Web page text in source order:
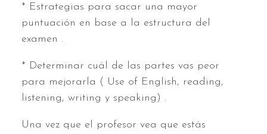
* Estrategias para sacar una mayor
puntuación en base a la estructura del
examen .
* Determinar cuál de las partes vas peor
para mejorarla ( Use of English, reading,
listening, writing y speaking) .
Una vez que el profesor vea que estás